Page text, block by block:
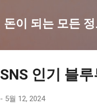
돈이 되는 모든
SNS 인기 블
- 5월 12, 2024